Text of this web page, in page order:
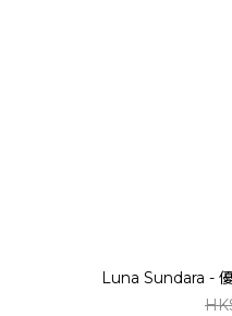
Luna Sundara -